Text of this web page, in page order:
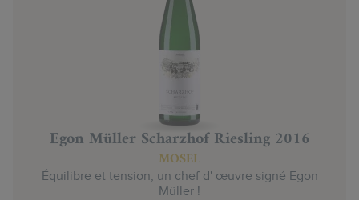
Egon Müller Scharzhof Riesling 2016
MOSEL
Équilibre et tension, un chef d' œuvre signé Egon
Müller !